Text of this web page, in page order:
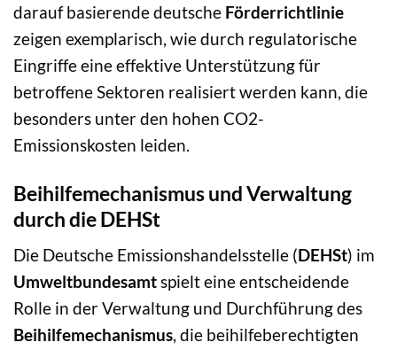
darauf basierende deutsche Förderrichtlinie
zeigen exemplarisch, wie durch regulatorische
Eingriffe eine effektive Unterstützung für
betroffene Sektoren realisiert werden kann, die
besonders unter den hohen CO2-
Emissionskosten leiden.
Beihilfemechanismus und Verwaltung
durch die DEHSt
Die Deutsche Emissionshandelsstelle (DEHSt) im
Umweltbundesamtspielt eine entscheidende
Rolle in der Verwaltung und Durchführung des
Beihilfemechanismus, die beihilfeberechtigten